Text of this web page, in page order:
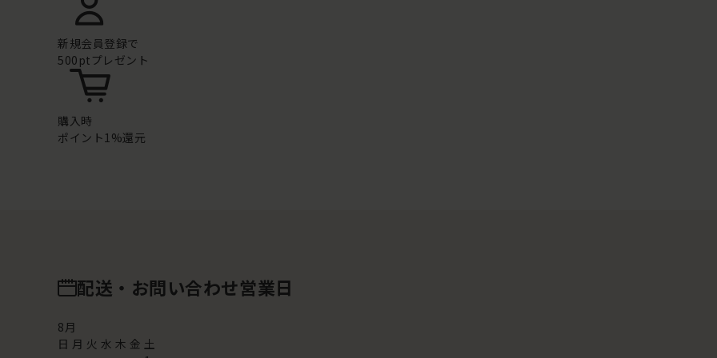
新規会員登録で
500ptプレゼント
購入時
ポイント1%還元
配送・お問い合わせ営業日
8月
日 月 火 水 木 金 土